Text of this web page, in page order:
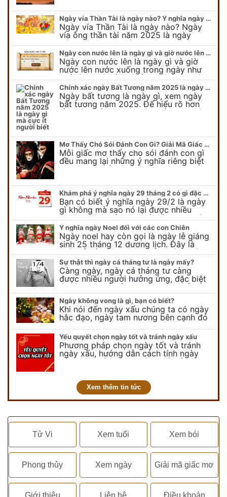
Ngày vía Thần Tài là ngày nào? Ý nghĩa ngày vía Thần Tài năm 2025
Ngày vía Thần Tài là ngày nào? Ngày
vía ông thần tài năm 2025 là ngày
mùng 10 âm lịch hàng tháng. Tại sao
trong ngày này, tất cả mọi…
Ngày con nước lên là ngày gì và giờ nước lên nước xuống trong ngày?
Ngày con nước lên là ngày gì và giờ
nước lên nước xuống trong ngày như
thế nào? Có điều gì cần chú ý về ngày
con nước lên? Đừng…
Chính xác ngày Bất Tương năm 2025 là ngày gì mà cực ít người biết
Ngày bất tương là ngày gì, xem ngày
bất tương năm 2025. Để hiểu rõ hơn
về ngày bất tương, ngày bất tương là
Mơ Thấy Chó Sói Đánh Con Gì? Giải Mã Giấc Mơ Bí Ẩn
Mỗi giấc mơ thấy cho sói đánh con gì
đều mang lại những ý nghĩa riêng biệt
và có thể phản ánh tâm trạng, suy nghĩ
Khám phá ý nghĩa ngày 29 tháng 2 có gì đặc biệt?
Bạn có biết ý nghĩa ngày 29/2 là ngày
gì không mà sao nó lại được nhiều
người chú ý đến vậy. Tất cả mọi người
đều cho rằng đây…
Ý nghĩa ngày Noel đối với các con Chiên
Ngày noel hay còn gọi là ngày lễ giáng
sinh 25 tháng 12 dương lịch. Đây là
ngày lễ của bên thiên chúa giáo, ngày
lễ thiên chúa giáng sinh,…
Sự thật thì ngày cá tháng tư là ngày mấy?
Càng ngày, ngày cá tháng tư càng
được nhiều người hưởng ứng, đặc biệt
là các bạn trẻ bởi họ sẽ nghĩ ra đủ trò
vui chơi, tinh nghịch, hài…
Ngày không vong là gì, bạn có biết?
Khi nói đến ngày xấu chúng ta có ngày
hắc đạo, ngày tam nương bên cạnh đó
còn có ngày không vong. Tuy nhiên khi
nói đến ngày không vong…
Yếu quyết chọn ngày tốt và tránh ngày xấu
Phương pháp chọn ngày tốt và tránh
ngày xấu, hướng dẫn cách tính ngày
tốt, ngày xấu trong tháng để tiến hành
Xem thêm tin tức
Tử Vi Xem tuổi Xem bói
Phong thủy Xem ngày Giải mã giấc mơ
Giới thiệu Liên hệ Điều khoản